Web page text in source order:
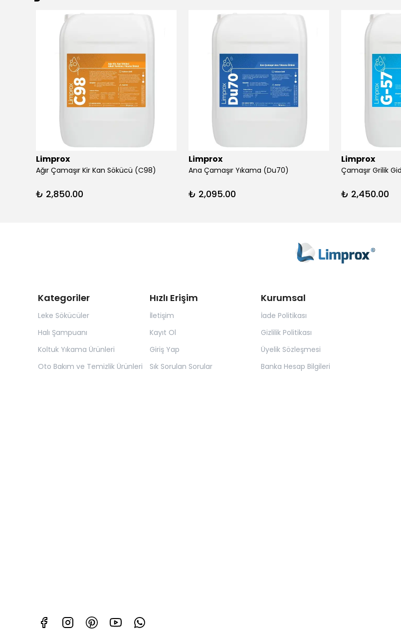
Limprox
Ağır Çamaşır Kir Kan Sökücü (C98)
₺ 2,850.00
Limprox
Ana Çamaşır Yıkama (Du70)
₺ 2,095.00
Limprox
₺ 2,450.00
Kategoriler
Leke Sökücüler
Halı Şampuanı
Koltuk Yıkama Ürünleri
Oto Bakım ve Temizlik Ürünleri
Hızlı Erişim
İletişim
Kayıt Ol
Giriş Yap
Sık Sorulan Sorular
Kurumsal
İade Politikası
Gizlilik Politikası
Üyelik Sözleşmesi
Banka Hesap Bilgileri